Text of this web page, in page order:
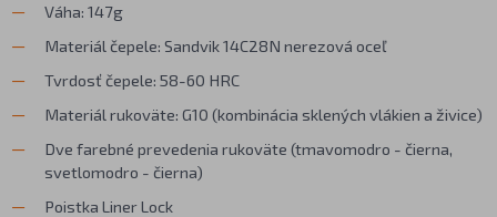
Váha: 147g
Materiál čepele: Sandvik 14C28N nerezová oceľ
Tvrdosť čepele: 58-60 HRC
Materiál rukoväte: G10 (kombinácia sklených vlákien a živice)
Dve farebné prevedenia rukoväte (tmavomodro - čierna,
svetlomodro - čierna)
Poistka Liner Lock